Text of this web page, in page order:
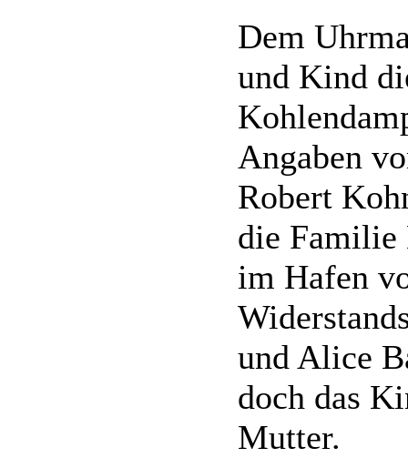
Dem
und Kind
Angaben
Robert
die Familie
im Hafen
und Alice
doch das
Mutter.